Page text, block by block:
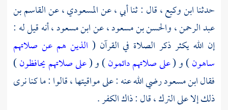
حدثناابن وكيع ،قال : ثنا أبي ، عنالمسعودي ،عنالقاسم بن
عبد الرحمن ،والحسن بن مسعود ،عنابن مسعود ،أنه قيل له :
إن الله يكثر ذكر الصلاة في القرآن ( الذين هم عن صلاتهم
ساهون) و (على صلاتهم دائمون) و (على صلاتهم يحافظون)
فقالابن مسعودرضي الله عنه : على مواقيتها ، قالوا : ما كنا نرى
ذلك إلا على الترك ، قال : ذاك الكفر .